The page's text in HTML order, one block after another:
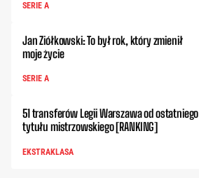
SERIE A
Jan Ziółkowski: To był rok, który zmienił
moje życie
SERIE A
51 transferów Legii Warszawa od ostatniego
tytułu mistrzowskiego [RANKING]
EKSTRAKLASA